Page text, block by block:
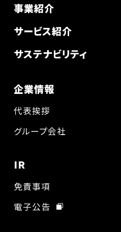
事業紹介
サービス紹介
サステナビリティ
企業情報
代表挨拶
グループ会社
IR
免責事項
電子公告